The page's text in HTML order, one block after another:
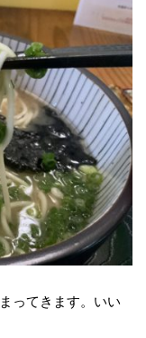
ってきます。いい